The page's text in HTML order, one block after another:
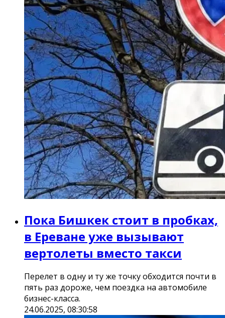
Пока Бишкек стоит в пробках,
в Ереване уже вызывают
вертолеты вместо такси
Перелет в одну и ту же точку обходится почти в
пять раз дороже, чем поездка на автомобиле
бизнес-класса.
24.06.2025, 08:30:58